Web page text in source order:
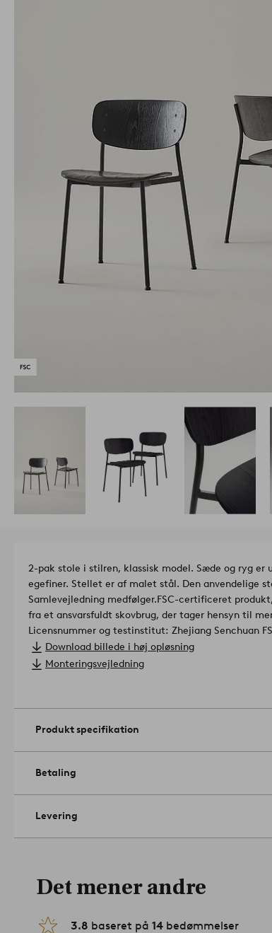
2-pak stole i stilren, klassisk model. Sæde og ryg
egefiner. Stellet er af malet stål. Den anvendelige
Samlevejledning medfølger.FSC-certificeret
fra et ansvarsfuldt skovbrug, der tager hensyn til
Licensnummer og testinstitut: Zhejiang Senchuan
egefinér, stål.
Størrelse: Højde 76 cm, bredde 49 cm, dybde 50
Rengøring: Aftørres med en let fugtet klud.
Download billede i høj opløsning
Monteringsvejledning
Produkt specifikation
Betaling
Levering
Det mener andre
3.8 baseret på 14 bedømmelser